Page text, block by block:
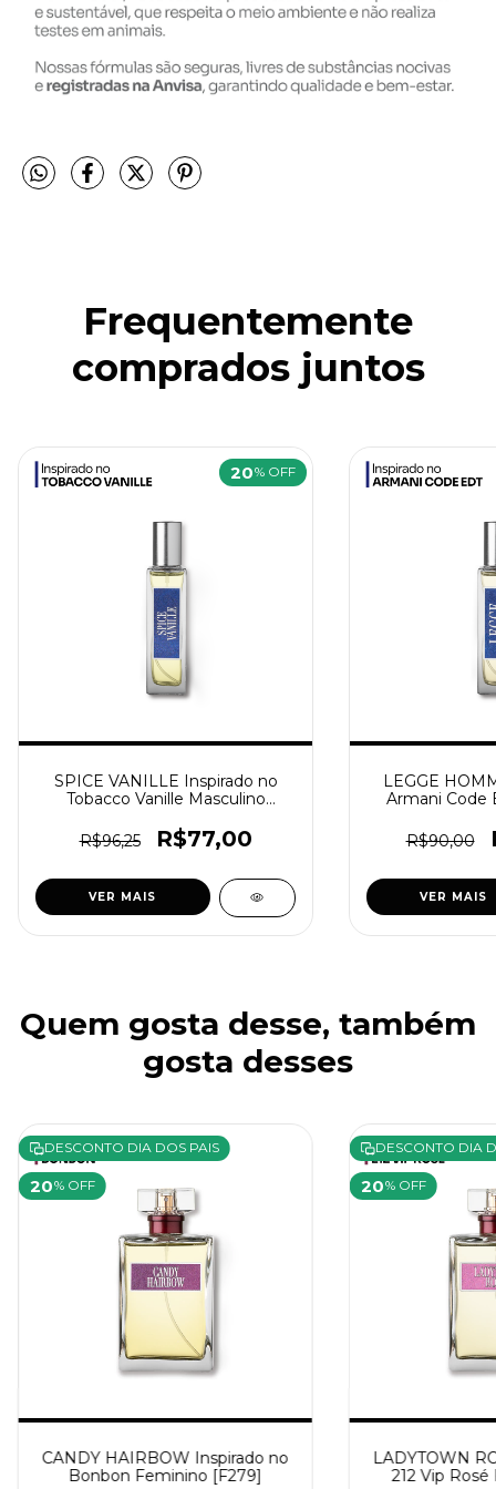
Frequentemente
comprados juntos
20% OFF
SPICE VANILLE Inspirado no
Tobacco Vanille Masculino
R$96,25
R$77,00
VER MAIS
LEGGE
Armani Code
R$90,00
VER MAIS
Quem gosta desse, também
gosta desses
DESCONTO DIA DOS PAIS
20% OFF
CANDY HAIRBOW Inspirado no
Bonbon Feminino [F279]
DESCONTO DIA
20% OFF
LADYTOWN
212 Vip